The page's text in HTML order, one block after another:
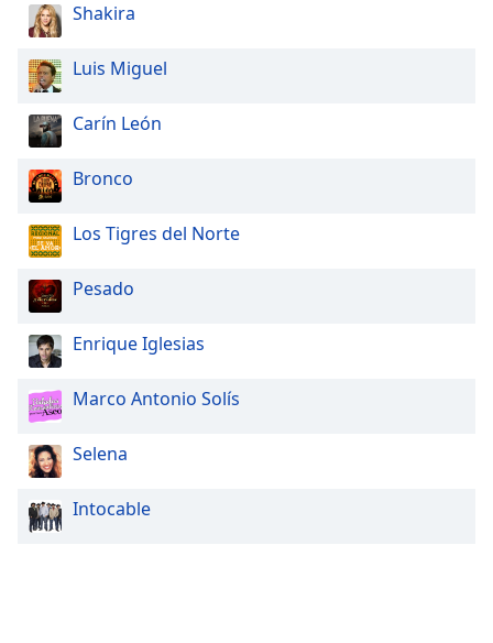
Shakira
Luis Miguel
Carín León
Bronco
Los Tigres del Norte
Pesado
Enrique Iglesias
Marco Antonio Solís
Selena
Intocable